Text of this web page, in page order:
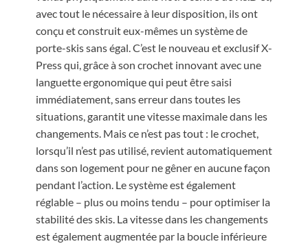
avec tout le nécessaire à leur disposition, ils ont
conçu et construit eux-mêmes un système de
porte-skis sans égal. C’est le nouveau et exclusif X-
Press qui, grâce à son crochet innovant avec une
languette ergonomique qui peut être saisi
immédiatement, sans erreur dans toutes les
situations, garantit une vitesse maximale dans les
changements. Mais ce n’est pas tout : le crochet,
lorsqu’il n’est pas utilisé, revient automatiquement
dans son logement pour ne gêner en aucune façon
pendant l’action. Le système est également
réglable – plus ou moins tendu – pour optimiser la
stabilité des skis. La vitesse dans les changements
est également augmentée par la boucle inférieure